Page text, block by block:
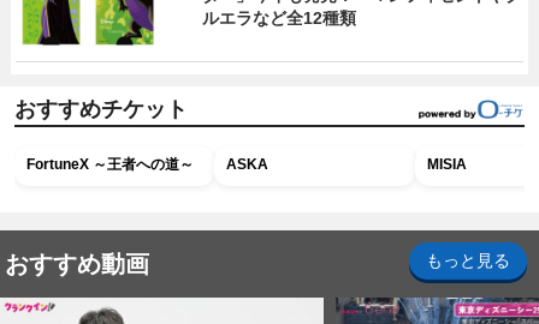
ルエラなど全12種類
おすすめチケット
FortuneX ～王者への道～ ASKA MISIA
おすすめ動画 もっと見る